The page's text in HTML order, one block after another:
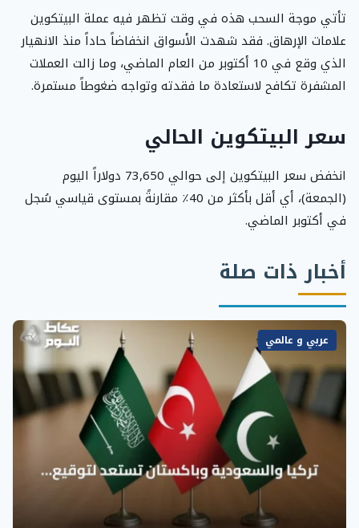
تأتي موجة السحب هذه في وقت تظهر فيه عملة البيتكوين
علامات الإرهاق. فقد شهدت الأسواق انخفاضاً حاداً منذ الانهيار
الذي وقع في 10 أكتوبر من العام الماضي، وما زالت العملات
المشفرة تكافح لاستعادة ما فقدته وتواجه ضغوطاً مستمرة.
سعر البيتكوين الحالي
انخفض سعر البيتكوين إلى حوالي 73,650 دولاراً اليوم
(الجمعة)، أي أقل بأكثر من 40٪ مقارنةً بمستوى قياسي سُجل
في أكتوبر الماضي.
أخبار ذات صلة
عربي و عالمي